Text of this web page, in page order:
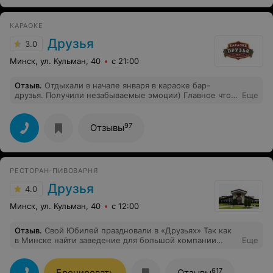
всем. Нигде, где были до этого не встречали такого
Все гости счастливы, что попали на наше мероприятие
и оказались в таком сказочном уголке, как ваша
Усадьба !!!
КАРАОКЕ
3.0 Друзья
Минск, ул. Кульман, 40 с 21:00
Отзыв. Отдыхали в начале января в караоке бар-
друзья. Получили незабываемые эмоции) Главное что
команда, и незабываемые эмоции. Приедем в Минск,
обязательно посетим еще! Рекомендуем
Еще
Отзывы97
РЕСТОРАН-ПИВОВАРНЯ
4.0 Друзья
Минск, ул. Кульман, 40 с 12:00
Отзыв. Свой Юбилей праздновали в «Друзьях» Так как
в Минске найти заведение для большой компании
Очень много места,прекрасная атмосфера, все блюда
были вкусные и порции огромные) От всей души
Еще
617